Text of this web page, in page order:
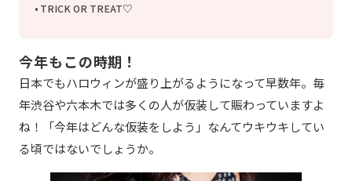
TRICK OR TREAT♡
今年もこの時期！
日本でもハロウィンが盛り上がるようになって早数年。毎
年渋谷や六本木では多くの人が仮装して賑わっていますよ
ね！「今年はどんな仮装をしよう」なんてウキウキしてい
る頃ではないでしょうか。